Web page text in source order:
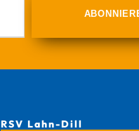
RSV Lahn-Dill